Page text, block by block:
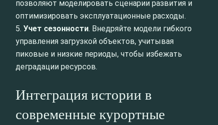
позволяют моделировать сценарии развития и
оптимизировать эксплуатационные расходы.
5. Учет сезонности. Внедряйте модели гибкого
управления загрузкой объектов, учитывая
пиковые и низкие периоды, чтобы избежать
деградации ресурсов.
Интеграция истории в
современные курортные